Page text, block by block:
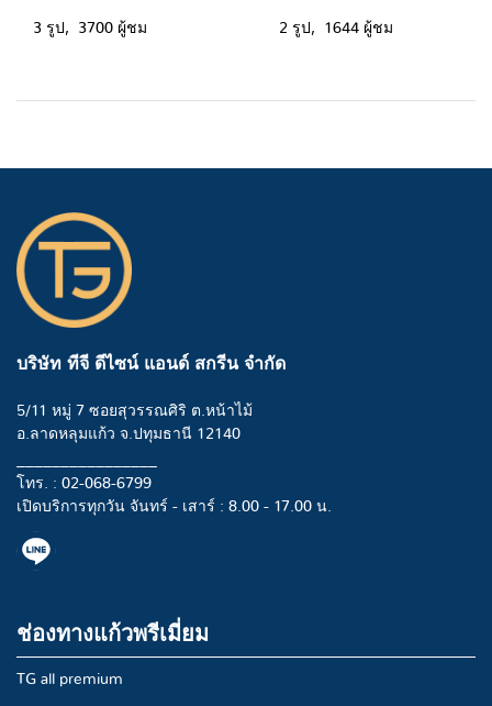
3 รูป, 3700 ผู้ชม 2 รูป, 1644 ผู้ชม
บริษัท ทีจี ดีไซน์ แอนด์ สกรีน จำกัด
5/11 หมู่ 7 ซอยสุวรรณศิริ ต.หน้าไม้
อ.ลาดหลุมแก้ว จ.ปทุมธานี 12140
โทร. : 02-068-6799
เปิดบริการทุกวัน จันทร์ - เสาร์ : 8.00 - 17.00 น.
ช่องทางแก้วพรีเมี่ยม
TG all premium